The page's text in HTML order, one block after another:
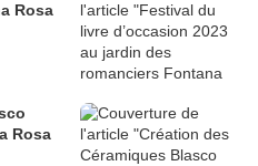
Rosa
Rosa